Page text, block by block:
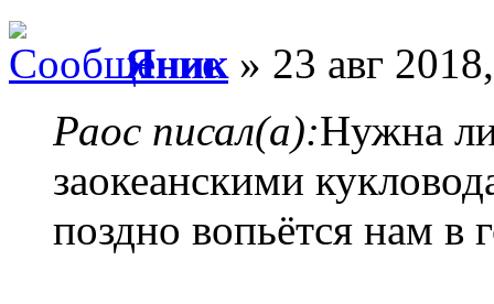
Яник » 23 авг
Раос писал(а):Нужна
заокеанскими
поздно вопьётся нам в